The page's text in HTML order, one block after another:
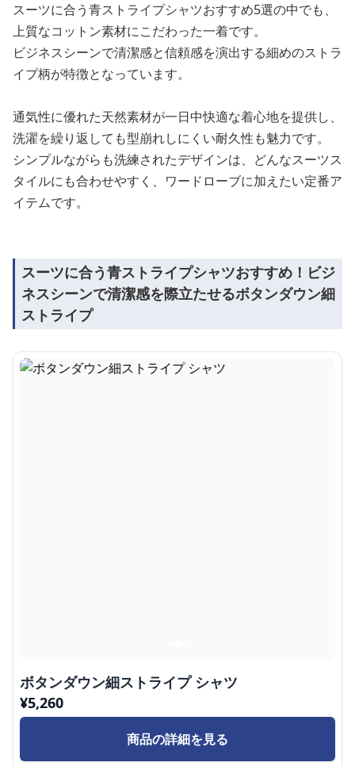
スーツに合う青ストライプシャツおすすめ5選の中でも、
上質なコットン素材にこだわった一着です。
ビジネスシーンで清潔感と信頼感を演出する細めのストラ
イプ柄が特徴となっています。
通気性に優れた天然素材が一日中快適な着心地を提供し、
洗濯を繰り返しても型崩れしにくい耐久性も魅力です。
シンプルながらも洗練されたデザインは、どんなスーツス
タイルにも合わせやすく、ワードローブに加えたい定番ア
イテムです。
スーツに合う青ストライプシャツおすすめ！ビジ
ネスシーンで清潔感を際立たせるボタンダウン細
ストライプ
ボタンダウン細ストライプ シャツ
¥5,260
商品の詳細を見る